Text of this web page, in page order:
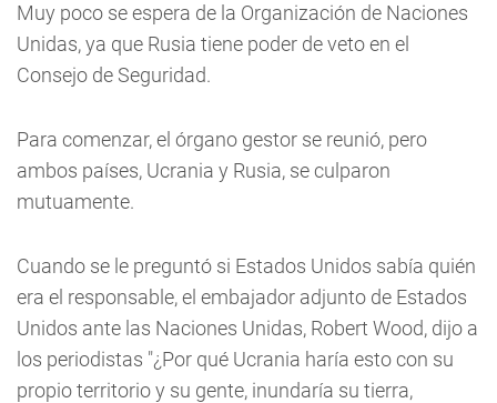
Muy poco se espera de la Organización de Naciones
Unidas, ya que Rusia tiene poder de veto en el
Consejo de Seguridad.
Para comenzar, el órgano gestor se reunió, pero
ambos países, Ucrania y Rusia, se culparon
mutuamente.
Cuando se le preguntó si Estados Unidos sabía quién
era el responsable, el embajador adjunto de Estados
Unidos ante las Naciones Unidas, Robert Wood, dijo a
los periodistas "¿Por qué Ucrania haría esto con su
propio territorio y su gente, inundaría su tierra,